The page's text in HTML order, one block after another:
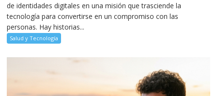
de identidades digitales en una misión que trasciende la
tecnología para convertirse en un compromiso con las
personas. Hay historias...
Salud y Tecnología